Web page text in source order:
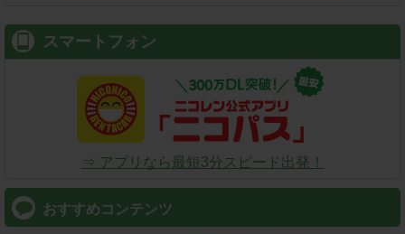
スマートフォン
⇒ アプリなら最短3分スピード出発！
おすすめコンテンツ